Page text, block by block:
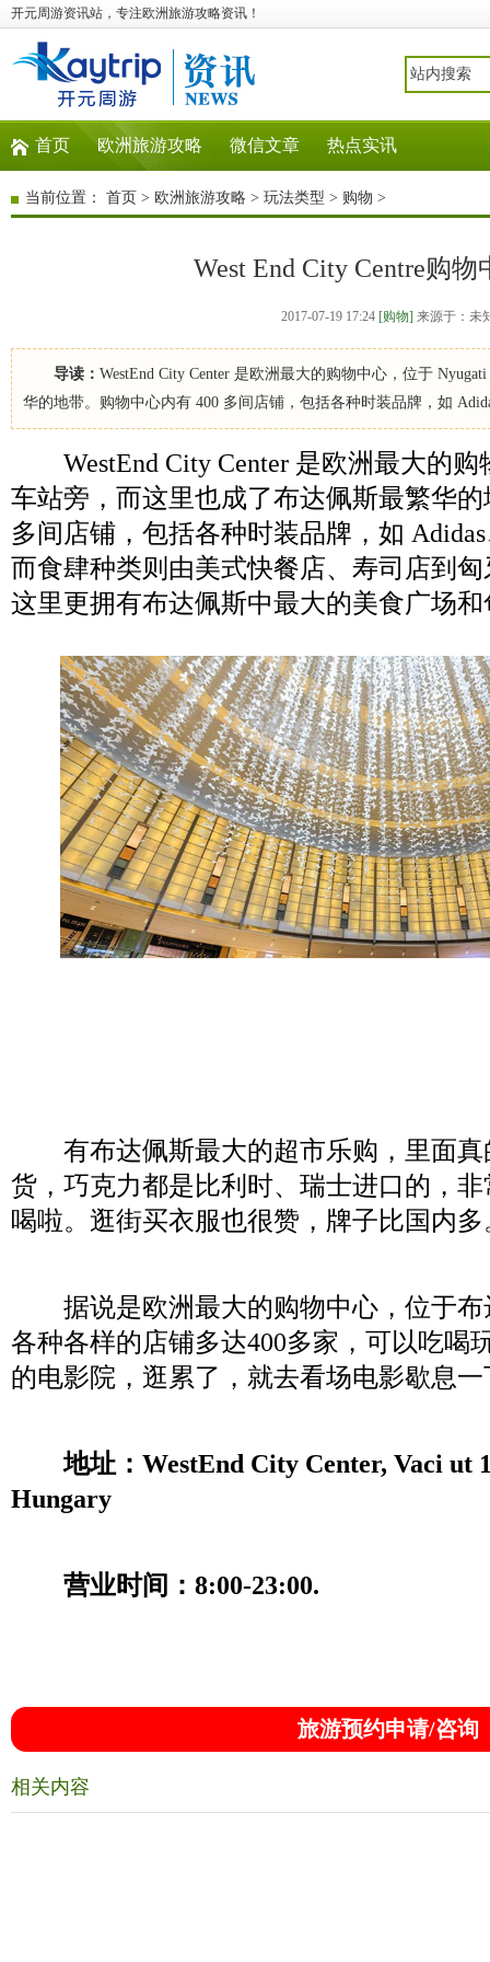
开元周游资讯站，专注欧洲旅游攻略资讯！
首页 欧洲旅游攻略 微信文章 热点实讯
当前位置： 首页 > 欧洲旅游攻略 > 玩法类型 > 购物 >
West End City Centre购
2017-07-19 17:24 [购物] 来源于：未
导读： WestEnd City Center 是欧洲最大的购物中心，位于
华的地带。购物中心内有 400 多间店铺，包括各种时装品牌，如
WestEnd City Center 是欧洲最大的购
车站旁，而这里也成了布达佩斯最繁华
多间店铺，包括各种时装品牌，如
而食肆种类则由美式快餐店、寿司店到
这里更拥有布达佩斯中最大的美食广场
有布达佩斯最大的超市乐购，里面真
货，巧克力都是比利时、瑞士进口的，
喝啦。逛街买衣服也很赞，牌子比国内
据说是欧洲最大的购物中心，位于布
各种各样的店铺多达400多家，可以吃喝
的电影院，逛累了，就去看场电影歇息
地址：WestEnd City Center, Vaci ut
Hungary
营业时间：8:00-23:00.
旅游预约申请/咨询
相关内容